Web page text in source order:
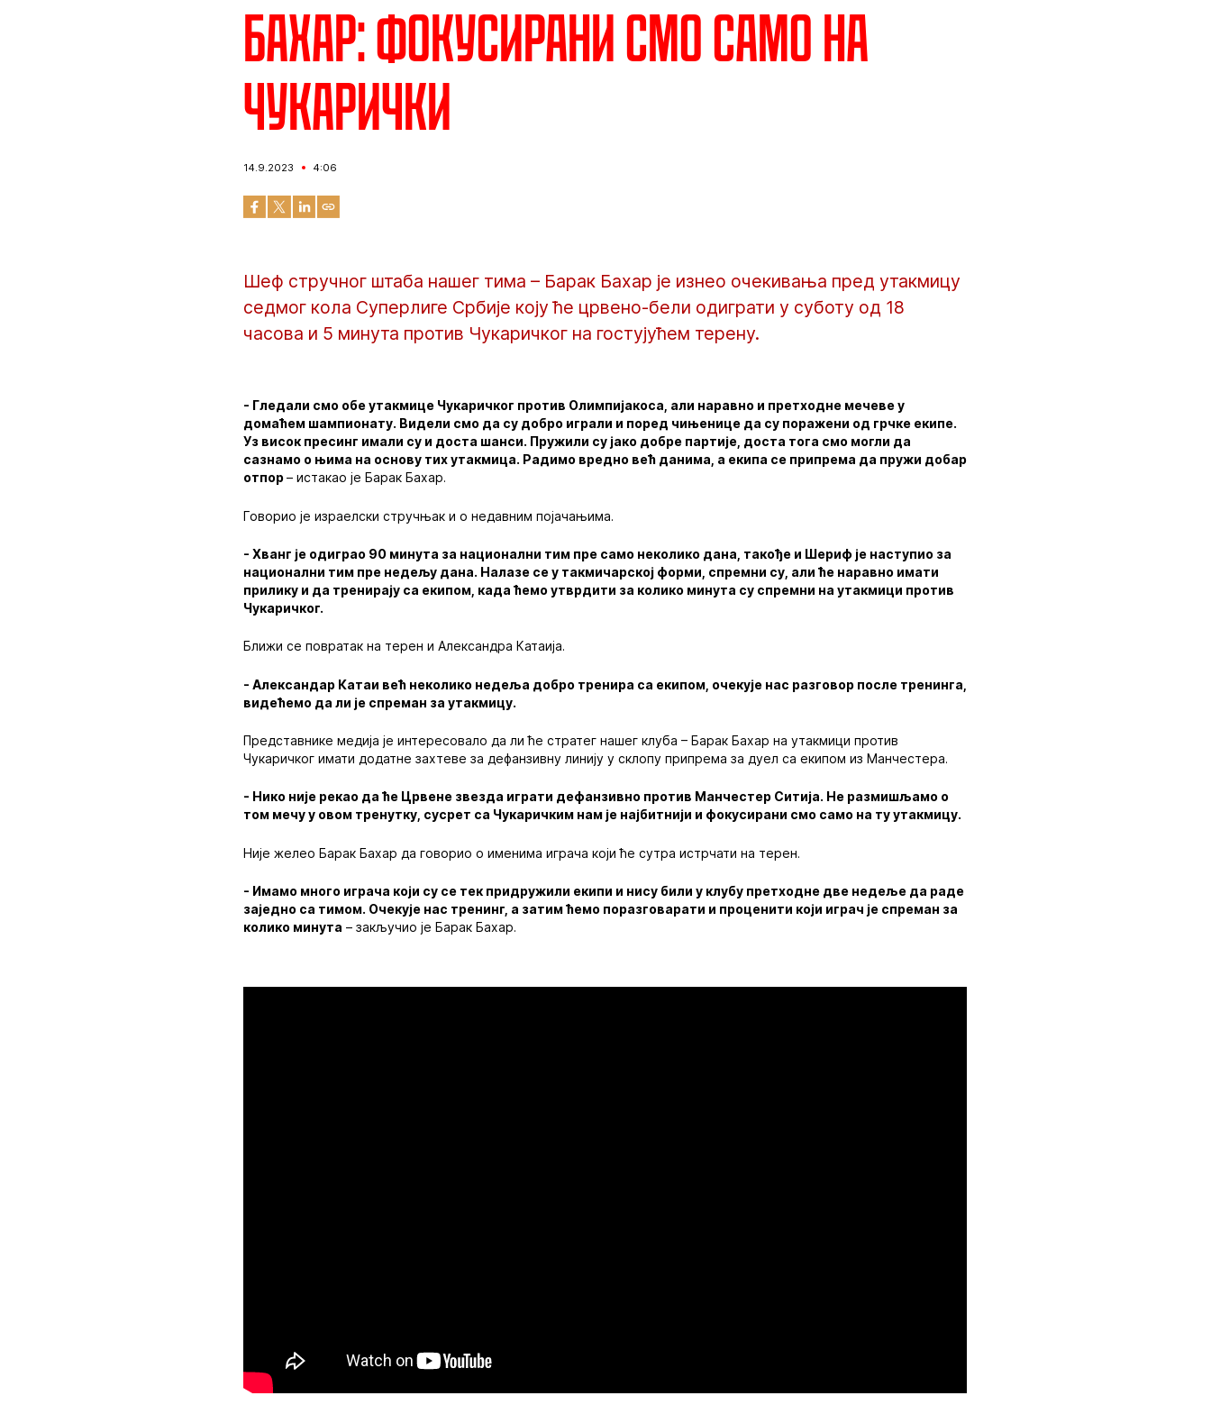
Бахар: Фокусирани смо само на
Чукарички
14.9.2023 4:06
Шеф стручног штаба нашег тима – Барак Бахар је изнео очекивања пред утакмицу
седмог кола Суперлиге Србије коју ће црвено-бели одиграти у суботу од 18
часова и 5 минута против Чукаричког на гостујућем терену.
- Гледали смо обе утакмице Чукаричког против Олимпијакоса, али наравно и претходне мечеве у
домаћем шампионату. Видели смо да су добро играли и поред чињенице да су поражени од грчке екипе.
Уз висок пресинг имали су и доста шанси. Пружили су јако добре партије, доста тога смо могли да
сазнамо о њима на основу тих утакмица. Радимо вредно већ данима, а екипа се припрема да пружи добар
отпор– истакао је Барак Бахар.
Говорио је израелски стручњак и о недавним појачањима.
- Хванг је одиграо 90 минута за национални тим пре само неколико дана, такође и Шериф је наступио за
национални тим пре недељу дана. Налазе се у такмичарској форми, спремни су, али ће наравно имати
прилику и да тренирају са екипом, када ћемо утврдити за колико минута су спремни на утакмици против
Чукаричког.
Ближи се повратак на терен и Александра Катаија.
- Александар Катаи већ неколико недеља добро тренира са екипом, очекује нас разговор после тренинга,
видећемо да ли је спреман за утакмицу.
Представнике медија је интересовало да ли ће стратег нашег клуба – Барак Бахар на утакмици против
Чукаричког имати додатне захтеве за дефанзивну линију у склопу припрема за дуел са екипом из Манчестера.
- Нико није рекао да ће Црвене звезда играти дефанзивно против Манчестер Ситија. Не размишљамо о
том мечу у овом тренутку, сусрет са Чукаричким нам је најбитнији и фокусирани смо само на ту утакмицу.
Није желео Барак Бахар да говорио о именима играча који ће сутра истрчати на терен.
- Имамо много играча који су се тек придружили екипи и нису били у клубу претходне две недеље да раде
заједно са тимом. Очекује нас тренинг, а затим ћемо поразговарати и проценити који играч је спреман за
колико минута – закључио је Барак Бахар.